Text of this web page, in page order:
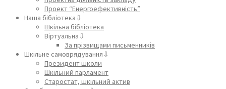
Проект “Енергоефективність”
Наша бібліотека⇩
Шкільна бібліотека
Віртуальна⇩
За прізвищами письменників
Шкільне самоврядування⇩
Президент школи
Шкільний парламент
Старостат, шкільний актив